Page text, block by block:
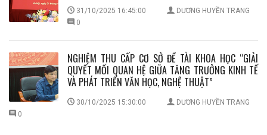
31/10/2025 16:45:00
DƯƠNG HUYỀN TRANG
0
NGHIỆM THU CẤP CƠ SỞ ĐỀ TÀI KHOA HỌC “GIẢI
QUYẾT MỐI QUAN HỆ GIỮA TĂNG TRƯỞNG KINH TẾ
VÀ PHÁT TRIỂN VĂN HỌC, NGHỆ THUẬT”
30/10/2025 15:30:00
DƯƠNG HUYỀN TRANG
0